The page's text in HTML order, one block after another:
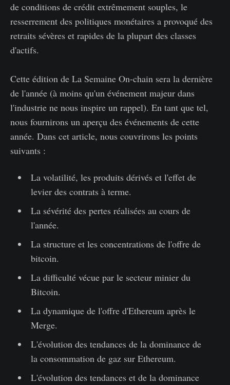
de conditions de crédit extrêmement souples, le
resserrement des politiques monétaires a provoqué des
retraits sévères et rapides de la plupart des classes
d'actifs.
Cette édition de La Semaine On-chain sera la dernière
de l'année (à moins qu'un événement majeur dans
l'industrie ne nous inspire un rappel). En tant que tel,
nous fournirons un aperçu des événements de cette
année. Dans cet article, nous couvrirons les points
suivants :
La volatilité, les produits dérivés et l'effet de
levier des contrats à terme.
La sévérité des pertes réalisées au cours de
l'année.
La structure et les concentrations de l'offre de
bitcoin.
La difficulté vécue par le secteur minier du
Bitcoin.
La dynamique de l'offre d'Ethereum après le
Merge.
L'évolution des tendances de la dominance de
la consommation de gaz sur Ethereum.
L'évolution des tendances et de la dominance